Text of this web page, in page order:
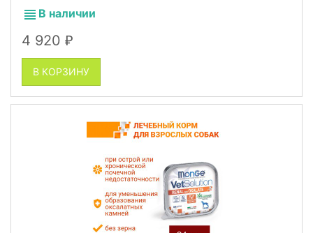
В наличии
4 920 ₽
В КОРЗИНУ